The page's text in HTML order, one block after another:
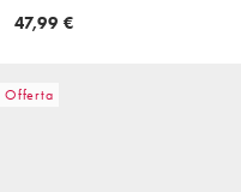
47,99 €
Offerta